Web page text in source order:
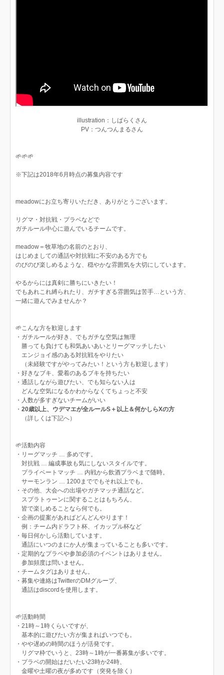
illustration：しばらくさん
PV：つんつんまるさん
🌱🌱🌱
※下記は2018年6月時点の募集内容です
meadowにお立ち寄りいただき、ありがとうございます。
リグマ・対抗戦・プラベなどで
ガチルール中心に遊んでいるチームです。
meadow＝牧草地の名前のとおり、
はじめましての通話や対抗戦に不安のある方でも
のびのび楽しめるような、穏やかな雰囲気を大切にしています。
やるからには真剣に勝ちにいきたい！
でもあれこれ縛られたり、ガチすぎる雰囲気は苦手…という方、
一緒に遊んでみませんか？
🌱こんな方を歓迎します
・ガチルールが好き、でもガチな空気は無理
勝っても負けても和気あいあいとリーグマッチしたい
エンジョイ感のある対抗戦をやりたい
（未経験ですがやってみたい！という方も歓迎します）
・好きなブキ、愛着のあるブキを持ちたい
・通話しながら遊びたい、でも知らない人は
どんな空気になるかわからなくてちょっと不安
・人数が多すぎないチームがいい
・ 20歳以上、ウデマエが全ルールS＋以上＆何かしらXの方
（詳しくは下記へ）
🌱活動内容
・リーグマッチ … 多めです。
対抗戦 … 編成事故も気にしないスタイルです。
プライベートマッチ … 内戦から飲酒プラベまで随時。
サーモンラン … 1200まででもそれ以上でも。
・その他、大会への出場やガチマッチ通話など。
スプラトゥーンに関することはもちろん、
皆で楽しめることなら何でも。
・企画の提案があればどんどんやります！
例：チーム内ドラフト杯、イカップル杯など
・毎日何かしら活動しています。
通話にいつのまにか人が集まっていることも多いです。
・定期的なプラベや参加必須のイベントはありません。
参加頻度は問いません。
・チームタグはありません。
・募集や連絡はTwitterのDMグループ、
通話はdiscordを使用します。
🌱活動時間
・21時～1時くらいですが、
基本的に遊びたい方が集まればいつでも。
・やや遅めの時間のほうが活発です。
リグマ枠でいうと、23時～1時が一番募集が多いです。
・プラベの開始はだいたい23時か24時、
金曜や土曜の夜が多めです（突発を除く）